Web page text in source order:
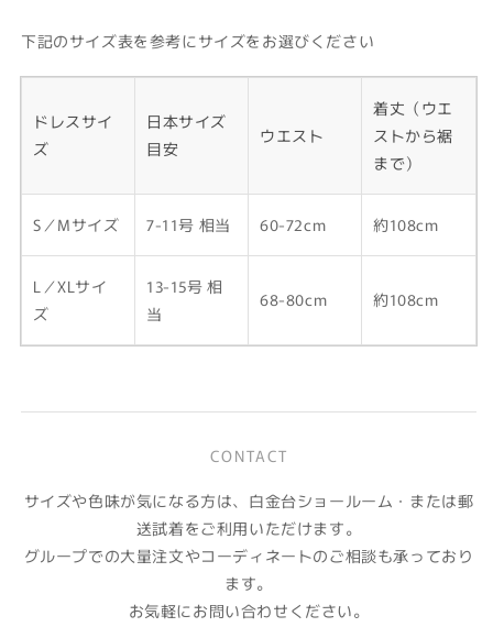
下記のサイズ表を参考にサイズをお選びください
ドレスサイ
ズ
日本サイズ
目安
ウエスト
着丈（ウエ
ストから裾
まで）
S／Mサイズ 7-11号 相当 60-72cm 約108cm
L／XLサイ
ズ
13-15号 相
当
68-80cm 約108cm
CONTACT
サイズや色味が気になる方は、白金台ショールーム・または郵
送試着をご利用いただけます。
グループでの大量注文やコーディネートのご相談も承っており
ます。
お気軽にお問い合わせください。